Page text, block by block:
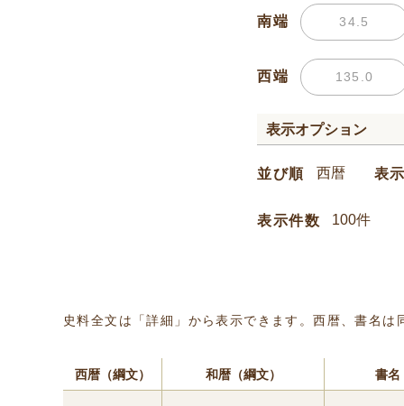
南端
西端
表示オプション
並び順 表
表示件数
史料全文は「詳細」から表示できます。西暦、書名
西暦（綱文） 和暦（綱文） 書名